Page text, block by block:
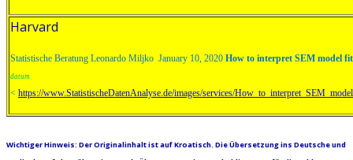
Harvard
Statistische Beratung Leonardo Miljko January 10, 2020 How to interpret SEM model
datum
< https://www.StatistischeDatenAnalyse.de/images/services/
Wichtiger Hinweis: Der Originalinhalt ist auf Kroatisch. Die Übersetzung ins Deutsche und